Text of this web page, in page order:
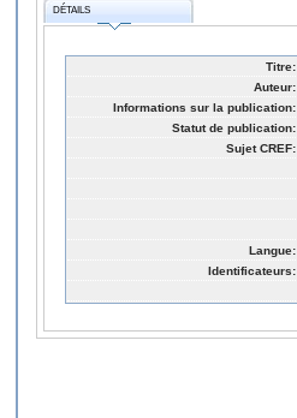
DÉTAILS
Titre:
Auteur:
Informations sur la publication:
Statut de publication:
Sujet CREF:
Langue:
Identificateurs: